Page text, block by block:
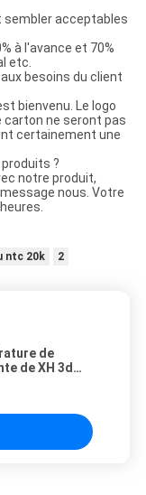
sembler acceptables
à l'avance et 70%
etc.
besoins du client
bienvenu. Le logo
carton ne seront pas
certainement une
?
notre produit,
nous. Votre
ntc 20k
2
de
de XH 3d